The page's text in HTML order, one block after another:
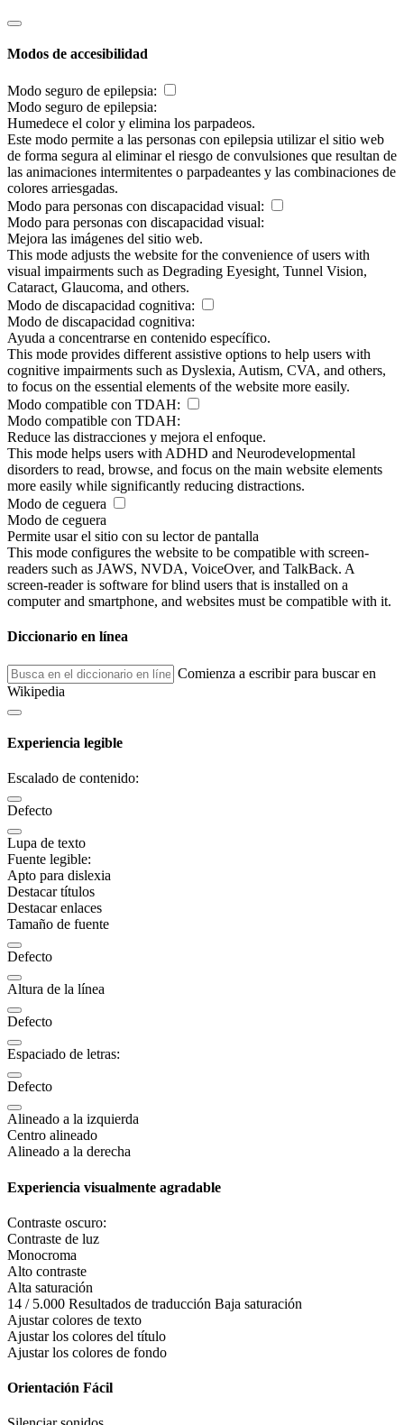
Modos de accesibilidad
Modo seguro de epilepsia:
Modo seguro de epilepsia:
Humedece el color y elimina los parpadeos.
Este modo permite a las personas con epilepsia utilizar el sitio web
de forma segura al eliminar el riesgo de convulsiones que resultan de
las animaciones intermitentes o parpadeantes y las combinaciones de
colores arriesgadas.
Modo para personas con discapacidad visual:
Modo para personas con discapacidad visual:
Mejora las imágenes del sitio web.
This mode adjusts the website for the convenience of users with
visual impairments such as Degrading Eyesight, Tunnel Vision,
Cataract, Glaucoma, and others.
Modo de discapacidad cognitiva:
Modo de discapacidad cognitiva:
Ayuda a concentrarse en contenido específico.
This mode provides different assistive options to help users with
cognitive impairments such as Dyslexia, Autism, CVA, and others,
to focus on the essential elements of the website more easily.
Modo compatible con TDAH:
Modo compatible con TDAH:
Reduce las distracciones y mejora el enfoque.
This mode helps users with ADHD and Neurodevelopmental
disorders to read, browse, and focus on the main website elements
more easily while significantly reducing distractions.
Modo de ceguera
Modo de ceguera
Permite usar el sitio con su lector de pantalla
This mode configures the website to be compatible with screen-
readers such as JAWS, NVDA, VoiceOver, and TalkBack. A
screen-reader is software for blind users that is installed on a
computer and smartphone, and websites must be compatible with it.
Diccionario en línea
Comienza a escribir para buscar en
Wikipedia
Experiencia legible
Escalado de contenido:
Defecto
Lupa de texto
Fuente legible:
Apto para dislexia
Destacar títulos
Destacar enlaces
Tamaño de fuente
Defecto
Altura de la línea
Defecto
Espaciado de letras:
Defecto
Alineado a la izquierda
Centro alineado
Alineado a la derecha
Experiencia visualmente agradable
Contraste oscuro:
Contraste de luz
Monocroma
Alto contraste
Alta saturación
14 / 5.000 Resultados de traducción Baja saturación
Ajustar colores de texto
Ajustar los colores del título
Ajustar los colores de fondo
Orientación Fácil